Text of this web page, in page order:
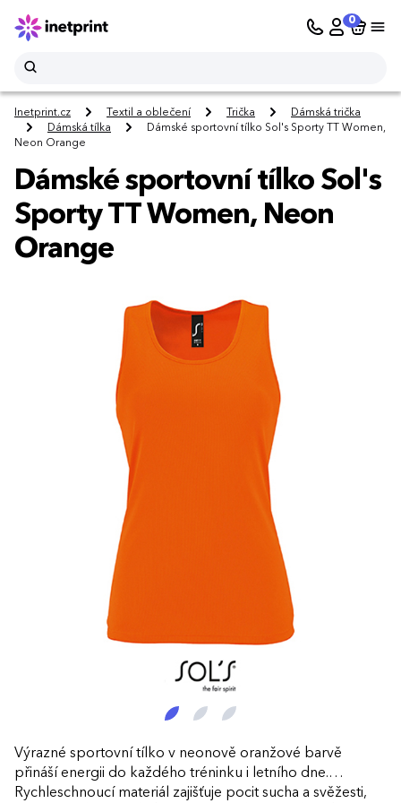
0
Inetprint.cz Textil a oblečení Trička
Dámská trička
Dámská tílka
Dámské sportovní tílko Sol's Sporty TT Women,
Neon Orange
Dámské sportovní tílko Sol's
Sporty TT Women, Neon
Orange
Výrazné sportovní tílko v neonově oranžové barvě
přináší energii do každého tréninku i letního dne.
Rychleschnoucí materiál zajišťuje pocit sucha a svěžesti,